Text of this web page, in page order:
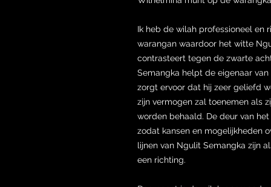
Ik heb de wilah professioneel en
warangan waardoor het witte
contrasteert tegen de zwarte
Semangka helpt de eigenaar
zorgt ervoor dat hij zeer geliefd
zijn vermogen zal toenemen als
worden behaald. De deur van
zodat kansen en mogelijkheden
lijnen van Ngulit Semangka zijn
een richting.